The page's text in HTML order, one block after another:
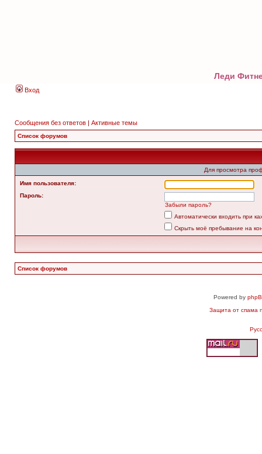
Леди
Вход
Сообщения без ответов | Активные темы
Список форумов
Для просмотра
Имя пользователя:
Пароль:
Забыли пароль?
Автоматически входить при
Скрыть моё пребывание на
Список форумов
Powered by
Защита от спама